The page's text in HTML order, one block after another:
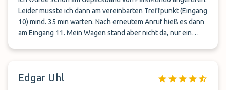
Leider musste ich dann am vereinbarten Treffpunkt (Eingang
10) mind. 35 min warten. Nach erneutem Anruf hieß es dann
am Eingang 11. Mein Wagen stand aber nicht da, nur ein
Rücksitz des Kleinwagens verstauen, da der Kofferraum voll
Edgar Uhl